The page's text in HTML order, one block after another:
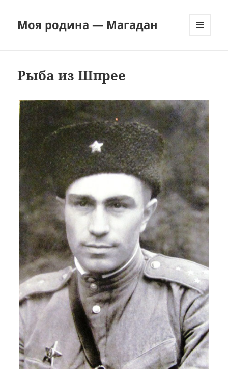
Моя родина — Магадан
Рыба из Шпрее